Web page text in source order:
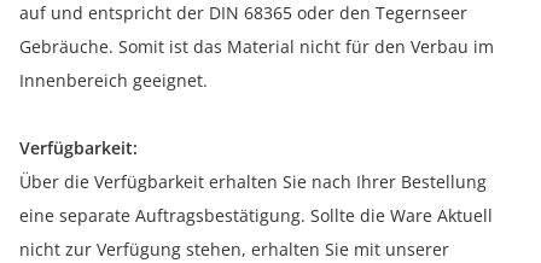
auf und entspricht der DIN 68365 oder den Tegernseer
Gebräuche. Somit ist das Material nicht für den Verbau im
Innenbereich geeignet.
Verfügbarkeit:
Über die Verfügbarkeit erhalten Sie nach Ihrer Bestellung
eine separate Auftragsbestätigung. Sollte die Ware Aktuell
nicht zur Verfügung stehen, erhalten Sie mit unserer